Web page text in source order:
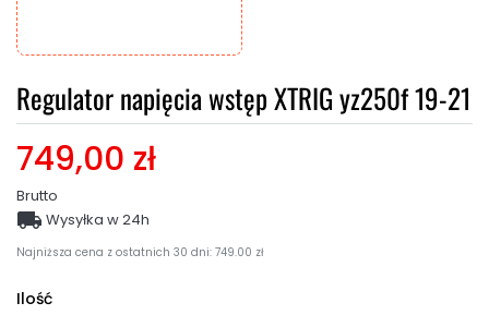
Regulator napięcia wstęp XTRIG yz250f 19-21
749,00 zł
Brutto
Najniższa cena z ostatnich 30 dni: 749.00 zł
 Wysyłka w 24h
Ilość